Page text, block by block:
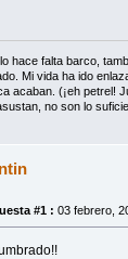
hace falta barco,
Mi vida ha ido
acaban. (¡eh petrel!
no son lo
#1 : 03 febrero,